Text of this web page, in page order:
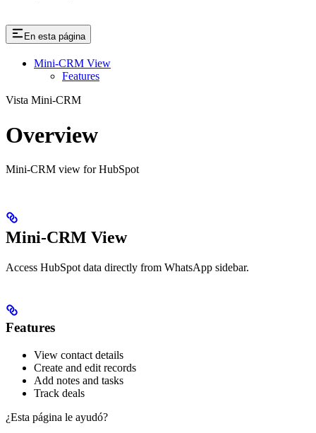
En esta página
Mini-CRM View
Features
Vista Mini-CRM
Overview
Mini-CRM view for HubSpot
Mini-CRM View
Access HubSpot data directly from WhatsApp sidebar.
Features
View contact details
Create and edit records
Add notes and tasks
Track deals
¿Esta página le ayudó?